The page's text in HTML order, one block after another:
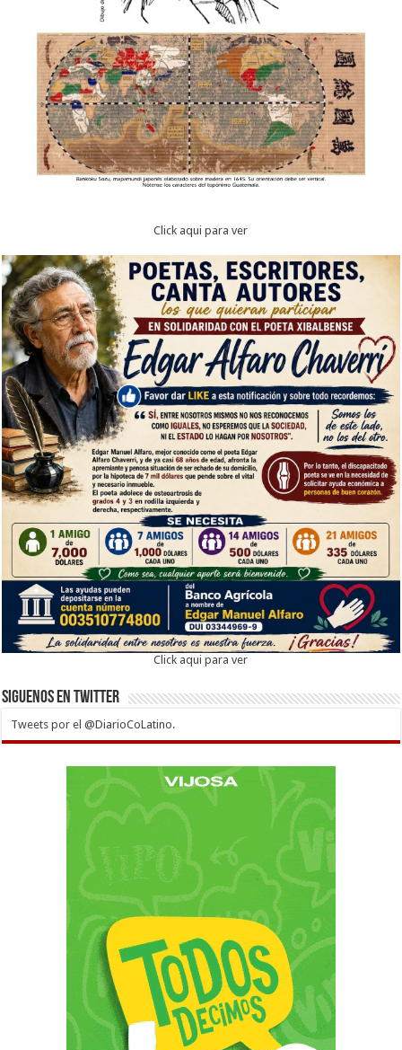
Click aqui para ver
Click aqui para ver
Siguenos en twitter
Tweets por el @DiarioCoLatino.